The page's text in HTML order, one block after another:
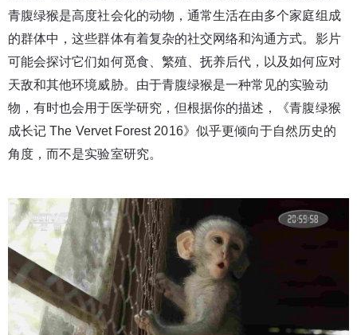
青腹绿猴是高度社会化的动物，通常生活在由多个家庭组成
的群体中，这些群体有着复杂的社交网络和沟通方式。影片
可能会探讨它们如何觅食、繁殖、抚养后代，以及如何应对
天敌和其他环境威胁。 由于青腹绿猴是一种常见的实验动
物，有时也会用于医学研究，但根据你的描述，《青腹绿猴
成长记 The Vervet Forest 2016》似乎更倾向于自然历史的
角度，而不是实验室研究。